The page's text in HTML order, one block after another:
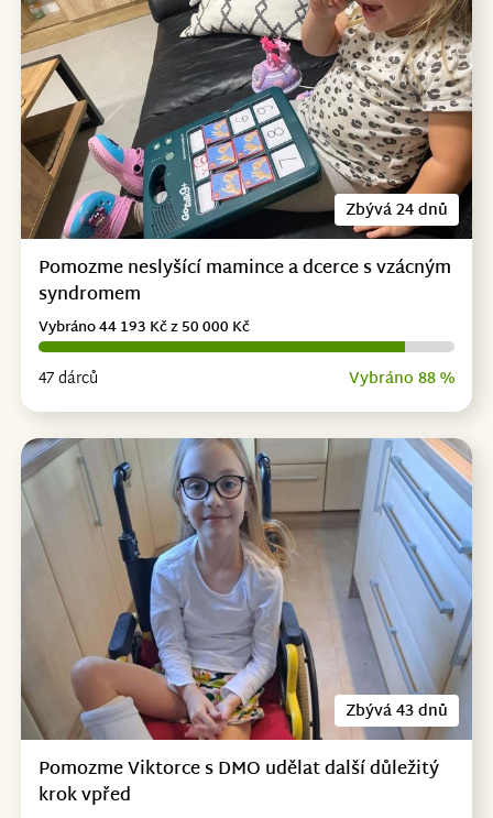
Zbývá 24 dnů
Pomozme neslyšící mamince a dcerce s vzácným
syndromem
47 dárců Vybráno 88 %
Vybráno 44 193 Kč z 50 000 Kč
Zbývá 43 dnů
Pomozme Viktorce s DMO udělat další důležitý
krok vpřed